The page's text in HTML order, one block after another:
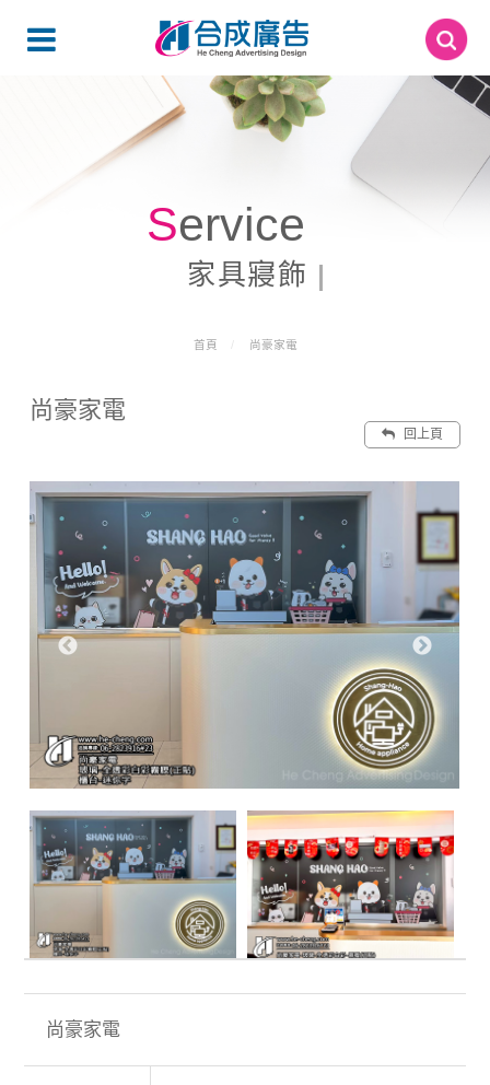
Service
家具寢飾
首頁 尚豪家電
尚豪家電
回上頁
尚豪家電